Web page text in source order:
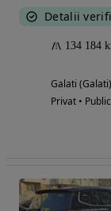
Detalii
134 184
Galati (Galati)
Privat •